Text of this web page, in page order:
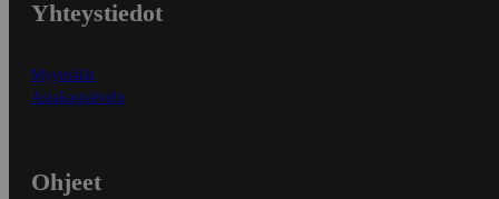
Yhteystiedot
Myymälät
Asiakaspalvelu
Ohjeet